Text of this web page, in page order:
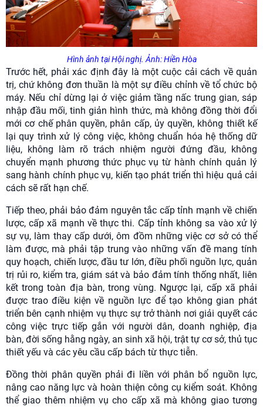
Hình ảnh tại Hội nghị. Ảnh: Hiền Hòa
Trước hết, phải xác định đây là một cuộc cải cách về quản
trị, chứ không đơn thuần là một sự điều chỉnh về tổ chức bộ
máy. Nếu chỉ dừng lại ở việc giảm tầng nấc trung gian, sáp
nhập đầu mối, tinh giản hình thức, mà không đồng thời đổi
mới cơ chế phân quyền, phân cấp, ủy quyền, không thiết kế
lại quy trình xử lý công việc, không chuẩn hóa hệ thống dữ
liệu, không làm rõ trách nhiệm người đứng đầu, không
chuyển mạnh phương thức phục vụ từ hành chính quản lý
sang hành chính phục vụ, kiến tạo phát triển thì hiệu quả cải
cách sẽ rất hạn chế.
Tiếp theo, phải bảo đảm nguyên tắc cấp tỉnh mạnh về chiến
lược, cấp xã mạnh về thực thi. Cấp tỉnh không sa vào xử lý
sự vụ, làm thay cấp dưới, ôm đồm những việc cơ sở có thể
làm được, mà phải tập trung vào những vấn đề mang tính
quy hoạch, chiến lược, đầu tư lớn, điều phối nguồn lực, quản
trị rủi ro, kiểm tra, giám sát và bảo đảm tính thống nhất, liên
kết trong toàn địa bàn, trong vùng. Ngược lại, cấp xã phải
được trao điều kiện về nguồn lực để tạo không gian phát
triển bên cạnh nhiệm vụ thực sự trở thành nơi giải quyết các
công việc trực tiếp gắn với người dân, doanh nghiệp, địa
bàn, đời sống hằng ngày, an sinh xã hội, trật tự cơ sở, thủ tục
thiết yếu và các yêu cầu cấp bách từ thực tiễn.
Đồng thời phân quyền phải đi liền với phân bổ nguồn lực,
nâng cao năng lực và hoàn thiện công cụ kiểm soát. Không
thể giao thêm nhiệm vụ cho cấp xã mà không giao tương